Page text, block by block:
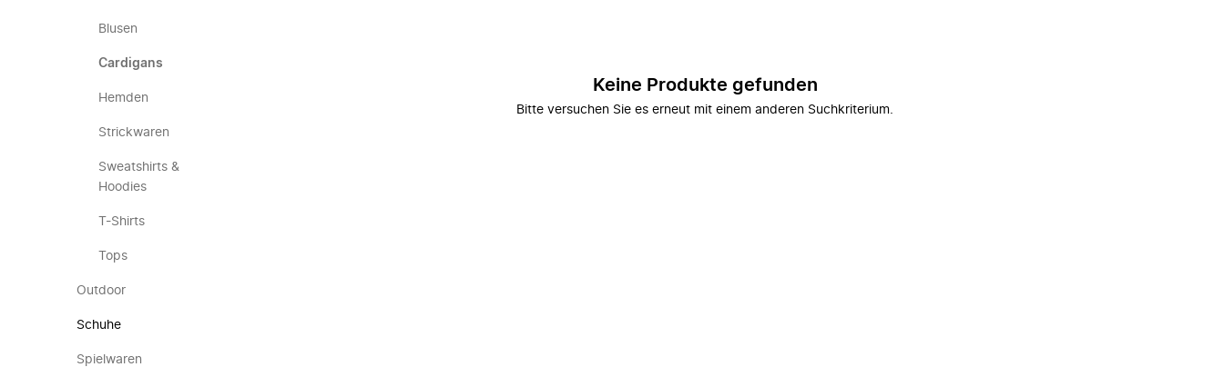
Blusen
Cardigans
Hemden
Strickwaren
Sweatshirts &
Hoodies
T-Shirts
Tops
Outdoor
Schuhe
Spielwaren
Keine Produkte gefunden
Bitte versuchen Sie es erneut mit einem anderen Suchkriterium.